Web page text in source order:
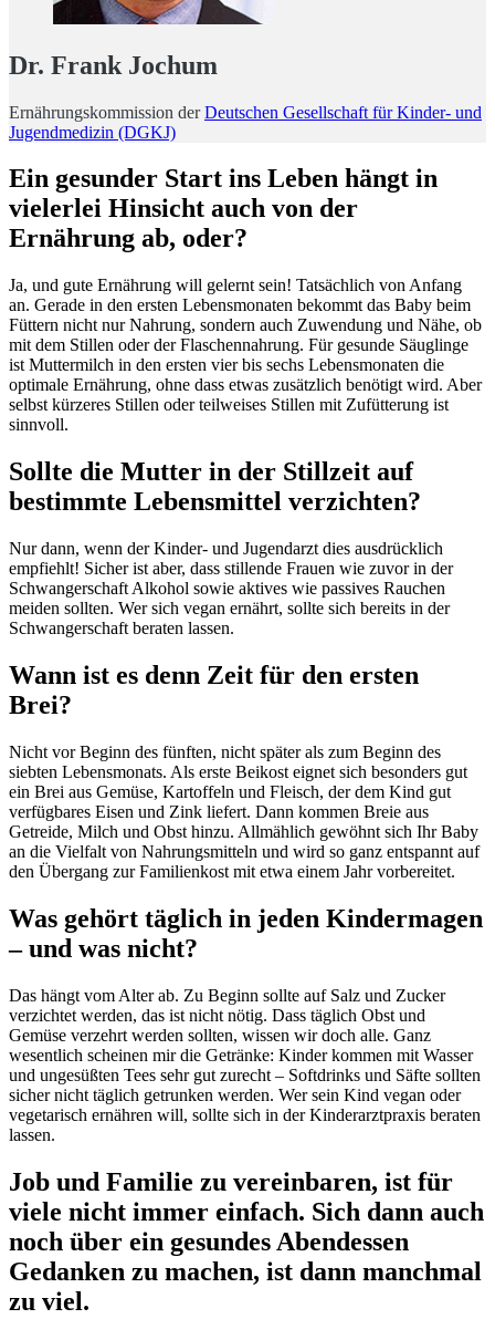
Dr. Frank Jochum
Ernährungskommission derDeutschen Gesellschaft für Kinder- und
Jugendmedizin (DGKJ)
Ein gesunder Start ins Leben hängt in
vielerlei Hinsicht auch von der
Ernährung ab, oder?
Ja, und gute Ernährung will gelernt sein! Tatsächlich von Anfang
an. Gerade in den ersten Lebensmonaten bekommt das Baby beim
Füttern nicht nur Nahrung, sondern auch Zuwendung und Nähe, ob
mit dem Stillen oder der Flaschennahrung. Für gesunde Säuglinge
ist Muttermilch in den ersten vier bis sechs Lebensmonaten die
optimale Ernährung, ohne dass etwas zusätzlich benötigt wird. Aber
selbst kürzeres Stillen oder teilweises Stillen mit Zufütterung ist
sinnvoll.
Sollte die Mutter in der Stillzeit auf
bestimmte Lebensmittel verzichten?
Nur dann, wenn der Kinder- und Jugendarzt dies ausdrücklich
empfiehlt! Sicher ist aber, dass stillende Frauen wie zuvor in der
Schwangerschaft Alkohol sowie aktives wie passives Rauchen
meiden sollten. Wer sich vegan ernährt, sollte sich bereits in der
Schwangerschaft beraten lassen.
Wann ist es denn Zeit für den ersten
Brei?
Nicht vor Beginn des fünften, nicht später als zum Beginn des
siebten Lebensmonats. Als erste Beikost eignet sich besonders gut
ein Brei aus Gemüse, Kartoffeln und Fleisch, der dem Kind gut
verfügbares Eisen und Zink liefert. Dann kommen Breie aus
Getreide, Milch und Obst hinzu. Allmählich gewöhnt sich Ihr Baby
an die Vielfalt von Nahrungsmitteln und wird so ganz entspannt auf
den Übergang zur Familienkost mit etwa einem Jahr vorbereitet.
Was gehört täglich in jeden Kindermagen
– und was nicht?
Das hängt vom Alter ab. Zu Beginn sollte auf Salz und Zucker
verzichtet werden, das ist nicht nötig. Dass täglich Obst und
Gemüse verzehrt werden sollten, wissen wir doch alle. Ganz
wesentlich scheinen mir die Getränke: Kinder kommen mit Wasser
und ungesüßten Tees sehr gut zurecht – Softdrinks und Säfte sollten
sicher nicht täglich getrunken werden. Wer sein Kind vegan oder
vegetarisch ernähren will, sollte sich in der Kinderarztpraxis beraten
lassen.
Job und Familie zu vereinbaren, ist für
viele nicht immer einfach. Sich dann auch
noch über ein gesundes Abendessen
Gedanken zu machen, ist dann manchmal
zu viel.